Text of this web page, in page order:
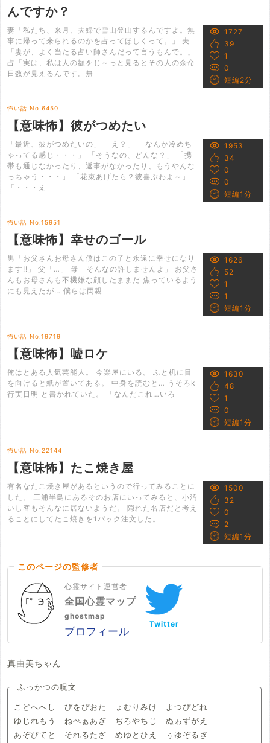
んですか？
妻「私たち、来月、夫婦で雪山登山するんですよ。無
事に帰って来られるのかを占ってほしくって。」 夫
「妻が、よく当たる占い師さんだって言うもんで。」
占「実は、私は人の額をじ～っと見るとその人の余命
日数が見えるんです。無
1727
39
1
0
短編2分
怖い話 No.6450
【意味怖】彼がつめたい
「最近、彼がつめたいの」 「え？」 「なんか冷めち
ゃってる感じ・・・」 「そうなの、どんな？」 「携
帯も通じなかったり、返事がなかったり、もうやんな
っちゃう・・・」 「花束あげたら？彼喜ぶわよ～」
「・・・え
1953
34
0
0
短編1分
怖い話 No.15951
【意味怖】幸せのゴール
男「お父さんお母さん僕はこの子と永遠に幸せになり
ます!!」 父「…」 母「そんなの許しませんよ」 お父さ
んもお母さんも不機嫌な顔したままだ 焦っているよう
にも見えたが… 僕らは両親
1626
52
1
1
短編1分
怖い話 No.19719
【意味怖】嘘ロケ
俺はとある人気芸能人。 今楽屋にいる。 ふと机に目
を向けると紙が置いてある。 中身を読むと… うそろk
行実日明 と書かれていた。 「なんだこれ…いろ
1630
48
1
0
短編1分
怖い話 No.22144
【意味怖】たこ焼き屋
有名なたこ焼き屋があるというので行ってみることに
した。 三浦半島にあるそのお店にいってみると、小汚
いし客もそんなに居ないようだ。 隠れた名店だと考え
ることにしてたこ焼きを1パック注文した。
1500
32
0
2
短編1分
このページの監修者
心霊サイト運営者
全国心霊マップ
ghostmap
プロフィール
Twitter
真由美ちゃん
ふっかつの呪文
こどへへし びをぴおた ょむりみけ よつぴどれ
ゆじれもう ねぺぁあぎ ぢろやちじ ぬゎずがえ
あぞぴてと それるたざ めゆとひえ ぅゆぞるぎ